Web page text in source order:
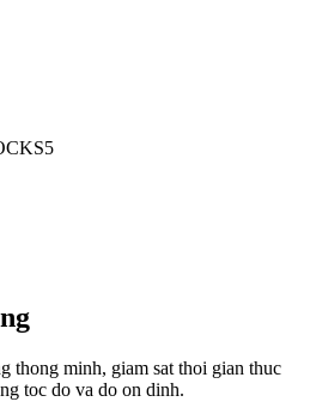
thong minh, giam sat thoi gian thuc
toc do va do on dinh.